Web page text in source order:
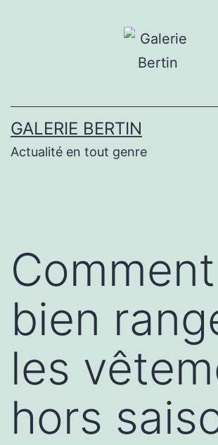
GALERIE BERTIN
Actualité en tout genre
Comment
bien
les
hors